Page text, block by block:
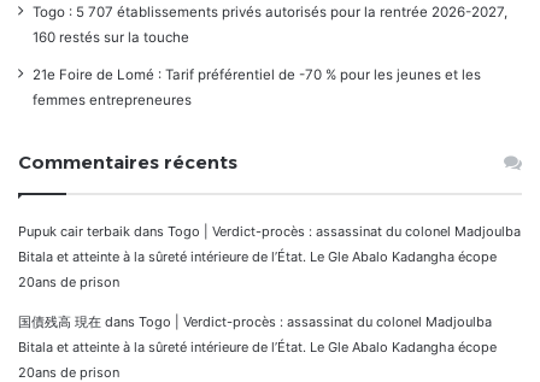
Togo : 5 707 établissements privés autorisés pour la rentrée 2026-2027,
160 restés sur la touche
21e Foire de Lomé : Tarif préférentiel de -70 % pour les jeunes et les
femmes entrepreneures
Commentaires récents
Pupuk cair terbaik dans Togo | Verdict-procès : assassinat du colonel Madjoulba
Bitala et atteinte à la sûreté intérieure de l’État. Le Gle Abalo Kadangha écope
20ans de prison
国債残高 現在 dans Togo | Verdict-procès : assassinat du colonel Madjoulba
Bitala et atteinte à la sûreté intérieure de l’État. Le Gle Abalo Kadangha écope
20ans de prison